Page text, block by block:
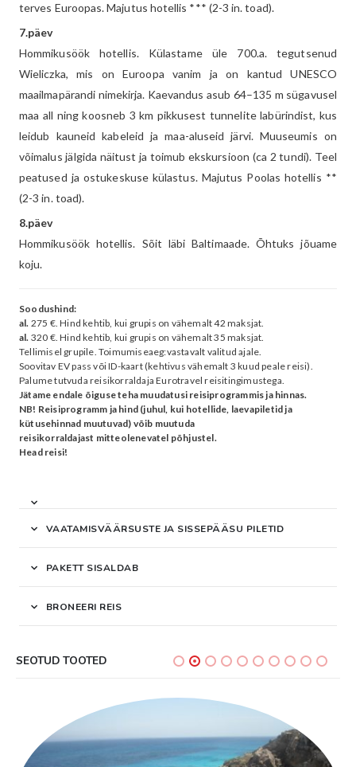
terves Euroopas. Majutus hotellis *** (2-3 in. toad).
7.päev
Hommikusöök hotellis. Külastame üle 700.a. tegutsenud
Wieliczka, mis on Euroopa vanim ja on kantud UNESCO
maailmapärandi nimekirja. Kaevandus asub 64–135 m sügavusel
maa all ning koosneb 3 km pikkusest tunnelite labürindist, kus
leidub kauneid kabeleid ja maa-aluseid järvi. Muuseumis on
võimalus jälgida näitust ja toimub ekskursioon (ca 2 tundi). Teel
peatused ja ostukeskuse külastus. Majutus Poolas hotellis **
(2-3 in. toad).
8.päev
Hommikusöök hotellis. Sõit läbi Baltimaade. Õhtuks jõuame
koju.
Soodushind:
al. 275 €. Hind kehtib, kui grupis on vähemalt 42 maksjat.
al. 320 €. Hind kehtib, kui grupis on vähemalt 35 maksjat.
Tellimisel grupile. Toimumiseaeg:vastavalt valitud ajale.
Soovitav EV pass või ID-kaart (kehtivus vähemalt 3 kuud peale reisi).
Palume tutvuda reisikorraldaja Eurotravel reisitingimustega.
Jätame endale õiguse teha muudatusi reisiprogrammis ja hinnas.
NB! Reisiprogramm ja hind (juhul, kui hotellide, laevapiletid ja
kütusehinnad muutuvad) võib muutuda
reisikorraldajast mitteolenevatel põhjustel.
Head reisi!
VAATAMISVÄÄRSUSTE JA SISSEPÄÄSU PILETID
PAKETT SISALDAB
BRONEERI REIS
SEOTUD TOOTED